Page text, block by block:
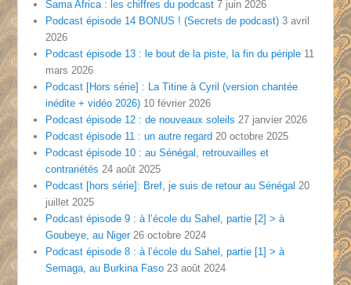
Sama Africa : les chiffres du podcast 7 juin 2026
Podcast épisode 14 BONUS ! (Secrets de podcast) 3 avril
2026
Podcast épisode 13 : le bout de la piste, la fin du périple 11
mars 2026
Podcast [Hors série] : La Titine à Cyril (version chantée
inédite + vidéo 2026) 10 février 2026
Podcast épisode 12 : de nouveaux soleils 27 janvier 2026
Podcast épisode 11 : un autre regard 20 octobre 2025
Podcast épisode 10 : au Sénégal, retrouvailles et
contrariétés 24 août 2025
Podcast [hors série]: Bref, je suis de retour au Sénégal 20
juillet 2025
Podcast épisode 9 : à l’école du Sahel, partie [2] > à
Goubeye, au Niger 26 octobre 2024
Podcast épisode 8 : à l’école du Sahel, partie [1] > à
Semaga, au Burkina Faso 23 août 2024